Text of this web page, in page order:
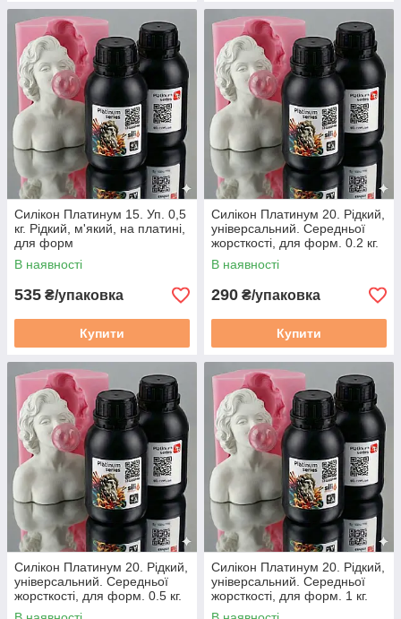
Силікон Платинум 15. Уп. 0,5
кг. Рідкий, м'який, на платині,
для форм
В наявності
535 ₴/упаковка
Купити
Силікон Платинум 20. Рідкий,
універсальний. Середньої
жорсткості, для форм. 0.2 кг.
Молочний
В наявності
290 ₴/упаковка
Купити
Силікон Платинум 20. Рідкий,
універсальний. Середньої
жорсткості, для форм. 0.5 кг.
Молочний
Силікон Платинум 20. Рідкий,
універсальний. Середньої
жорсткості, для форм. 1 кг.
Молочний